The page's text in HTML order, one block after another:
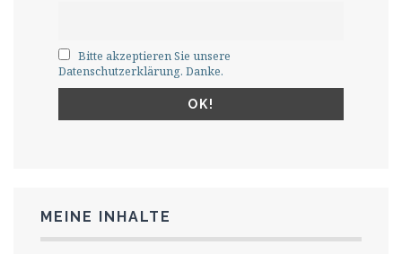
Bitte akzeptieren Sie unsere
Datenschutzerklärung. Danke.
MEINE INHALTE